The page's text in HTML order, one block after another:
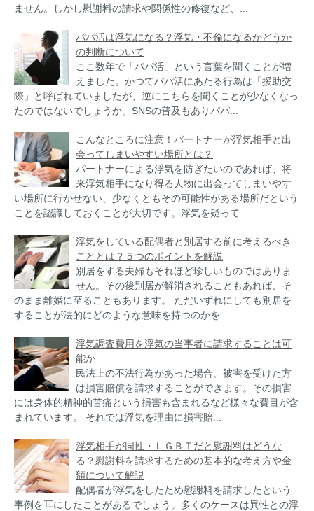
ません。しかし慰謝料の請求や関係性の修復など、...
パパ活は浮気になる？浮気・不倫になるかどうか
の判断について
ここ数年で「パパ活」という言葉を聞くことが増
えました。かつてパパ活にあたる行為は「援助交
際」と呼ばれていましたが、逆にこちらを聞くことが少なくなっ
たのではないでしょうか。SNSの普及もありパパ...
こんなところに注意！パートナーが浮気相手と出
会ってしまいやすい場所とは？
パートナーによる浮気を防ぎたいのであれば、将
来浮気相手になり得る人物に出会ってしまいやす
い場所に行かせない、少なくともその可能性がある場所だという
ことを認識しておくことが大切です。浮気を疑って...
浮気をしている配偶者と別居する前に考えるべき
こととは？５つのポイントを解説
別居をする夫婦もそれほど珍しいものではありま
せん。その後別居が解消されることもあれば、そ
のまま離婚に至ることもあります。 ただいずれにしても別居を
することが法的にどのような意味を持つのかを...
浮気調査費用を浮気の当事者に請求することは可
能か
民法上の不法行為があった場合、被害を受けた方
は損害賠償を請求することができます。その損害
には身体的精神的苦痛という損害も含まれるなど様々な費目が含
まれています。 それでは浮気を理由に損害賠...
浮気相手が同性・ＬＧＢＴだと慰謝料はどうな
る？慰謝料を請求するための基本的な考え方や金
額について解説
配偶者が浮気をしたため慰謝料を請求したという
事例を耳にしたことがあるでしょう。多くのケースは異性との浮